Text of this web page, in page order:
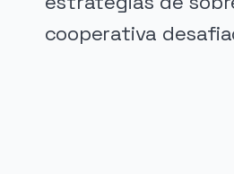
cooperativa